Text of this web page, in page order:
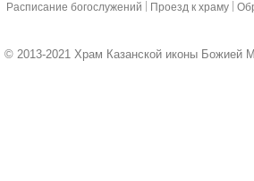
Расписание богослужений
Проезд к храму
© 2013-2021 Храм Казанской иконы Божией